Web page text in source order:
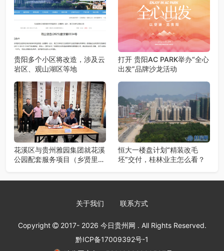
贵阳多个小区将改造，涉及云
岩区、观山湖区等地
打开 贵阳AC PARK举办“全心
出发”品牌沙龙活动
花溪区与贵州雅园集团就花溪
公园配套服务项目（乡贤里）
恒大一楼盘计划“精装改毛
坯”交付，桂林业主怎么看？
关于我们 联系方式
Copyright 2017- 2026 今日贵州网 . All Rights Reserved.
黔ICP备17009392号-1